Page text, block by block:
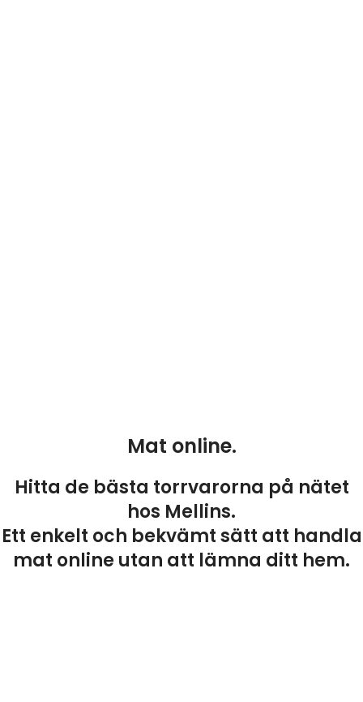
Mat online.
Hitta de bästa torrvarorna på nätet
hos Mellins.
Ett enkelt och bekvämt sätt att handla
mat online utan att lämna ditt hem.